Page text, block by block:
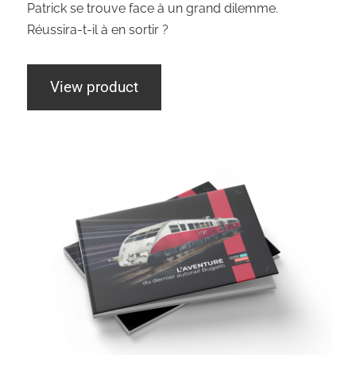
Patrick se trouve face à un grand dilemme.
Réussira-t-il à en sortir ?
View product
Bretzel Garage – Tome 4 – Un autorail
signé Bugatti : la vitesse sur rails avec
élégance